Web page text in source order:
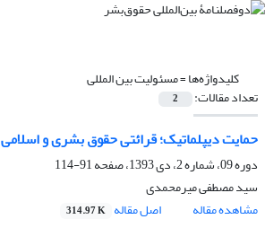
کلیدواژه‌ها =مسئولیت بین المللی
تعداد مقالات: 2
حمایت دیپلماتیک؛ قرائتی حقوق بشری و اسلامی
دوره 09، شماره 2، دی 1393، صفحه
91-114
سید مصطفی میرمحمدی
مشاهده مقاله
اصل مقاله 314.97 K